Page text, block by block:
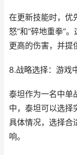
在更新技能时，优
怒”和“碎地重拳”
更高的伤害，并提
8.战略选择：游戏
泰坦作为一名中单
中，泰坦可以选择
具体情况，选择合
响。